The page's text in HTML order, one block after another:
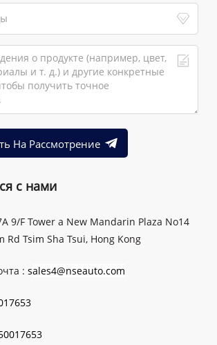
На Рассмотрение
с нами
9/F Tower a New Mandarin Plaza No14
Rd Tsim Sha Tsui, Hong Kong
: sales4@nseauto.com